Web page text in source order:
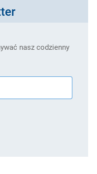
nasz codzienny